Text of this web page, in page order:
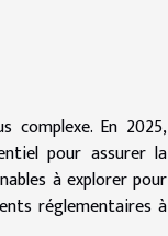
complexe. En 2025,
pour assurer la
à explorer pour
réglementaires à